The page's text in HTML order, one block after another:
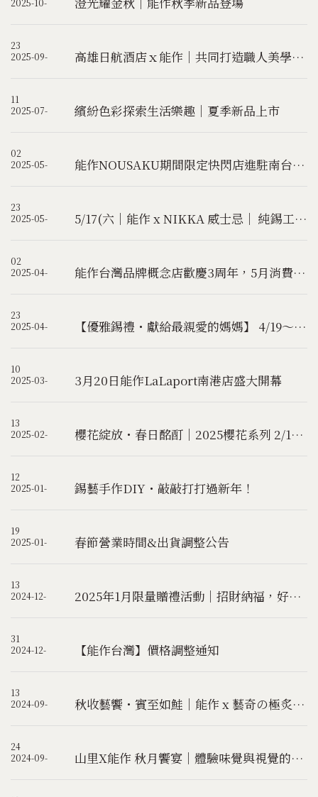
23
2025-09-
11
高雄日航酒店ｘ能作｜共同打造職人美學企劃「御錫之禮」
2025-07-
02
繽紛色彩探索生活樂趣｜夏季新品上市
2025-05-
23
能作NOUSAKU期間限定快閃店進駐南台灣人文新地標｜誠品生活台南｜
2025-05-
02
5/17(六｜能作 x NIKKA 威士忌｜ 純錫工藝 x 威士忌風味探索體驗活動(已額滿)
2025-04-
23
能作台灣品牌概念店歡慶3周年，5月消費滿額好禮3選1！
2025-04-
10
【優雅錫禮・獻給最親愛的媽媽】 4/19～5/10 直營門市限定優惠
2025-03-
13
3月20日能作LaLaport南港店盛大開幕
2025-02-
12
櫻花綻放・春日酩酊｜2025櫻花系列 2/12起官網預先發售！
2025-01-
19
錫藝手作DIY・敲敲打打過新年！
2025-01-
13
春節營業時間&出貨調整公告
2024-12-
31
2025年1月限量贈禮活動｜招財納福，好運迎新年！
2024-12-
13
【能作台灣】價格調整通知
2024-09-
24
秋收藝饗・賓至如鮭｜能作 x 藝奇の極炙工藝饗宴
2024-09- 山里X能作 秋月饗宴｜體驗味覺與視覺的雙重饗宴